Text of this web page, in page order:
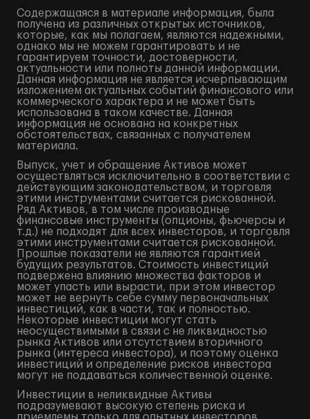
Содержащаяся в материале информация, была
получена из различных открытых источников,
которые, как мы полагаем, являются надежными,
однако мы не можем гарантировать и не
гарантируем точности, достоверности,
актуальности или полноты данной информации.
Данная информация не является исчерпывающим
изложением актуальных событий финансового или
коммерческого характера и не может быть
использована в таком качестве. Данная
информация не основана на конкретных
обстоятельствах, связанных с получателем
материала.
Выпуск, учет и обращение Активов может
осуществляться исключительно в соответствии с
действующим законодательством, и торговля
этими инструментами считается рискованной.
Ряд Активов, в том числе производные
финансовые инструменты (опционы, фьючерсы и
т.д.) не подходят для всех инвесторов, и торговля
этими инструментами считается рискованной.
Прошлые показатели не являются гарантией
будущих результатов. Стоимость инвестиций
подвержена влиянию множества факторов и
может упасть или вырасти, при этом инвестор
может не вернуть себе сумму первоначальных
инвестиций, как в части, так и полностью.
Некоторые инвестиции могут стать
неосуществимыми в связи с не ликвидностью
рынка Активов или отсутствием вторичного
рынка (интереса инвестора), и поэтому оценка
инвестиций и определение рисков инвестора
могут не поддаваться количественной оценке.
Инвестиции в неликвидные Активы
подразумевают высокую степень риска и